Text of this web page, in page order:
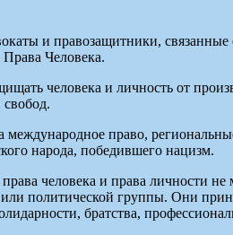
и правозащитники,
Человека.
человека и личность от
право,
народа, победившего нацизм.
человека и права личности
политической группы. Они
братства,